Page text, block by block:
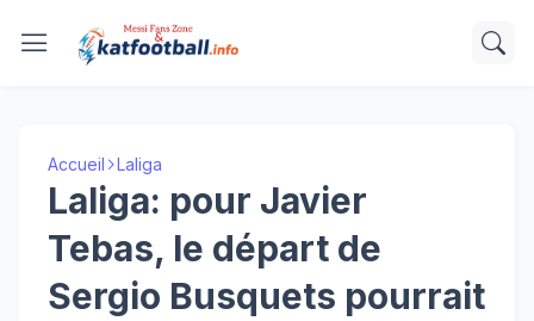
Accueil Laliga
Laliga: pour Javier
Tebas, le départ de
Sergio Busquets pourrait